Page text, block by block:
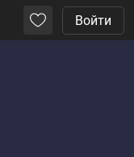
Войти